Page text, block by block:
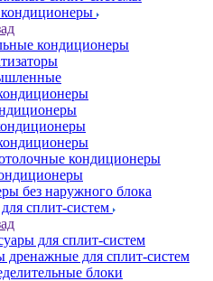
кондиционеры
кондиционеры
без наружного блока
сплит-систем
для сплит-систем
для сплит-систем
блоки